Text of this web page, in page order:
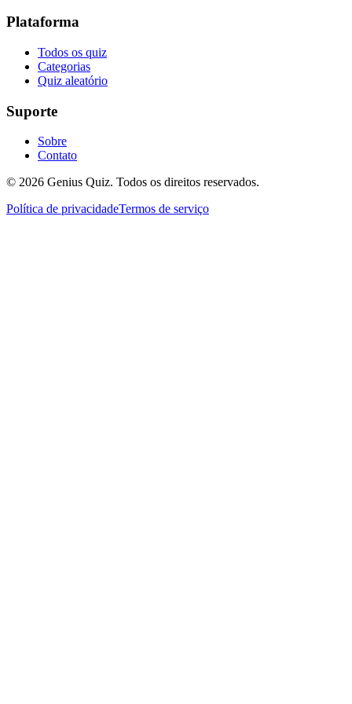
Plataforma
Todos os quiz
Categorias
Quiz aleatório
Suporte
Sobre
Contato
© 2026 Genius Quiz. Todos os direitos reservados.
Política de privacidadeTermos de serviço